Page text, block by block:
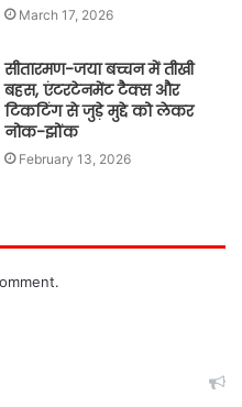
March 17, 2026
सीतारमण-जया बच्चन में तीखी
बहस, एंटरटेनमेंट टैक्स और
टिकटिंग से जुड़े मुद्दे को लेकर
नोक-झोंक
February 13, 2026